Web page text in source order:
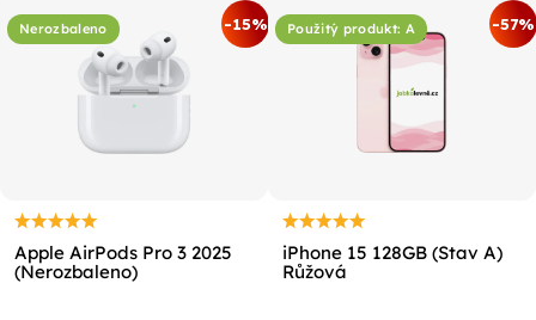
Nerozbaleno -15%
Apple AirPods Pro 3 2025
(Nerozbaleno)
Použitý produkt: A -57%
iPhone 15 128GB (Stav A)
Růžová